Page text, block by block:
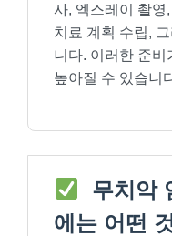
사, 엑스레이 촬영
치료 계획 수립,
니다. 이러한 준비
높아질 수 있습니
무치악
에는 어떤